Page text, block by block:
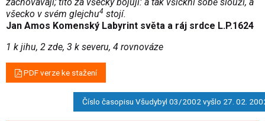
všecko v svém glejchu4 stojí.
Jan Amos Komenský Labyrint světa a ráj srdce L.P.1624
1 k jihu, 2 zde, 3 k severu, 4 rovnováze
PDF verze ke stažení
Číslo časopisu Všudybyl 03/2002 vyšlo 27. 02.